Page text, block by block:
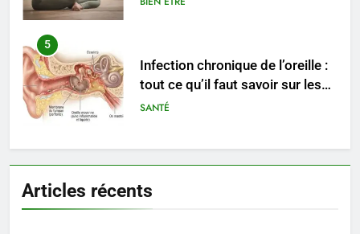
5
Infection chronique de l’oreille :
tout ce qu’il faut savoir sur les
saignements
SANTÉ
6
peau éclatante grâce à The
Ordinary
SANTÉ
Articles récents